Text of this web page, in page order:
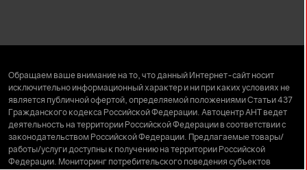
Забронировать
Обращаем ваше внимание на то, что данный Интернет-сайт носит
исключительно информационный характер и ни при каких условиях не
является публичной офертой, определяемой положениями Статьи 437
Гражданского кодекса Российской Федерации. Автоцентр АНТ ведет
деятельность на территории Российской Федерации в соответствии с
законодательством Российской Федерации. Предлагаемые товары/
работы/услуги доступны к получению на территории Российской
Федерации. Мониторинг потребительского поведения субъектов